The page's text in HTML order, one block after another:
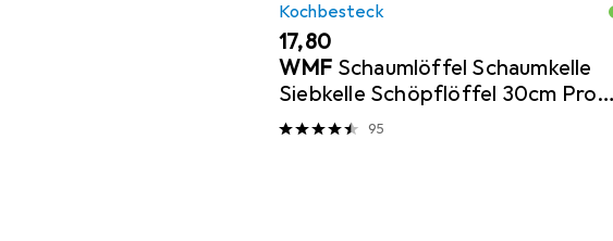
Kochbesteck
EUR
17,80
WMF Schaumlöffel Schaumkelle
Siebkelle Schöpflöffel 30cm Profi
Plus Edelstahl
95